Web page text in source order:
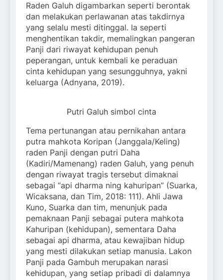
Raden Galuh digambarkan seperti berontak
dan melakukan perlawanan atas takdirnya
yang selalu mesti ditinggal. Ia seperti
menghentikan takdir, memalingkan pangeran
Panji dari riwayat kehidupan penuh
peperangan, untuk kembali ke peraduan
cinta kehidupan yang sesungguhnya, yakni
keluarga (Adnyana, 2019).
Putri Galuh simbol cinta
Tema pertunangan atau pernikahan antara
putra mahkota Koripan (Janggala/Keling)
raden Panji dengan putri Daha
(Kadiri/Mamenang) raden Galuh, yang penuh
dengan riwayat tragis tersebut dimaknai
sebagai “api dharma ning kahuripan” (Suarka,
Wicaksana, dan Tim, 2018: 111). Ahli Jawa
Kuno, Suarka dan tim, menunjuk pada
pemaknaan Panji sebagai putera mahkota
Kahuripan (kehidupan), sementara Daha
sebagai api dharma, atau kewajiban hidup
yang mesti dilakukan setiap manusia. Lakon
Panji pada Gambuh merupakan narasi
kehidupan, yang setiap pribadi di dalamnya